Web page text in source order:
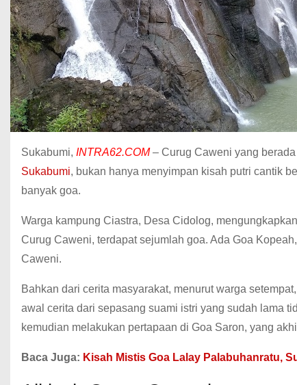
Sukabumi, INTRA62.COM– Curug Caweni yang
Sukabumi, bukan hanya menyimpan kisah putri cantik
banyak goa.
Warga kampung Ciastra, Desa Cidolog,
Curug Caweni, terdapat sejumlah goa. Ada Goa
Caweni.
Bahkan dari cerita masyarakat, menurut warga
awal cerita dari sepasang suami istri yang sudah lama
kemudian melakukan pertapaan di Goa Saron, yang
Baca Juga: Kisah Mistis Goa Lalay Palabuhanratu,